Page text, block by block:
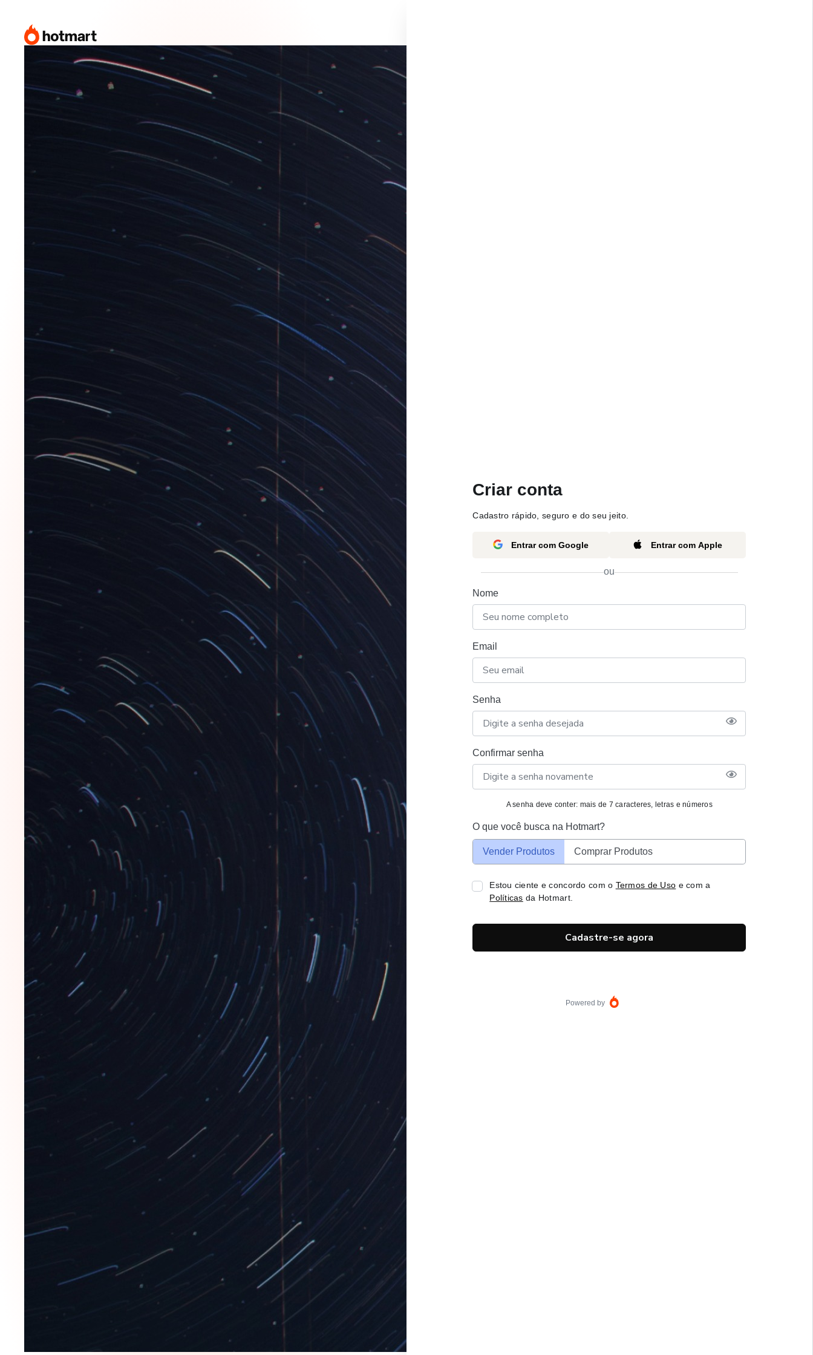
Criar conta
Cadastro rápido, seguro e do seu jeito.
Entrar com Google Entrar com Apple
ou
Nome
Email
Senha
Confirmar senha
A senha deve conter: mais de 7 caracteres, letras e números
O que você busca na Hotmart?
Vender Produtos Comprar Produtos
Estou ciente e concordo com o Termos de Uso e com a
Políticas da Hotmart.
Cadastre-se agora
Powered by